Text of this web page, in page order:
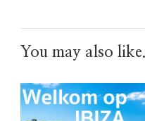
You may also